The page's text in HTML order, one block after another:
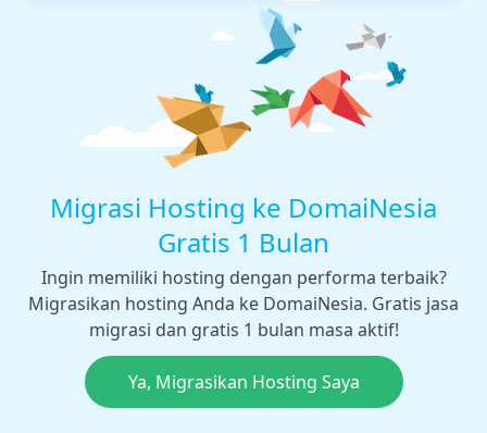
Migrasi Hosting ke DomaiNesia
Gratis 1 Bulan
Ingin memiliki hosting dengan performa terbaik?
Migrasikan hosting Anda ke DomaiNesia. Gratis jasa
migrasi dan gratis 1 bulan masa aktif!
Ya, Migrasikan Hosting Saya